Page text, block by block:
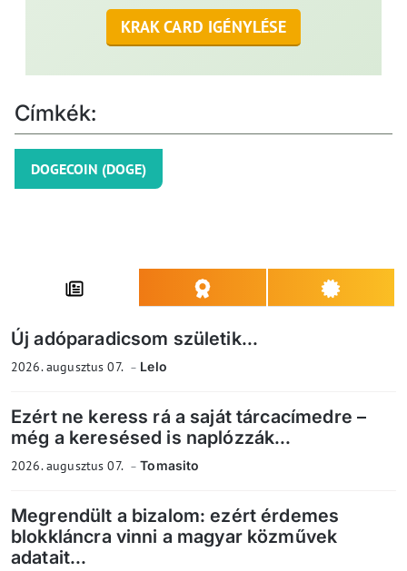
KRAK CARD IGÉNYLÉSE
Címkék:
DOGECOIN (DOGE)
Új adóparadicsom születik...
2026. augusztus 07. Lelo
Ezért ne keress rá a saját tárcacímedre –
még a keresésed is naplózzák...
2026. augusztus 07. Tomasito
Megrendült a bizalom: ezért érdemes
blokkláncra vinni a magyar közművek
adatait...